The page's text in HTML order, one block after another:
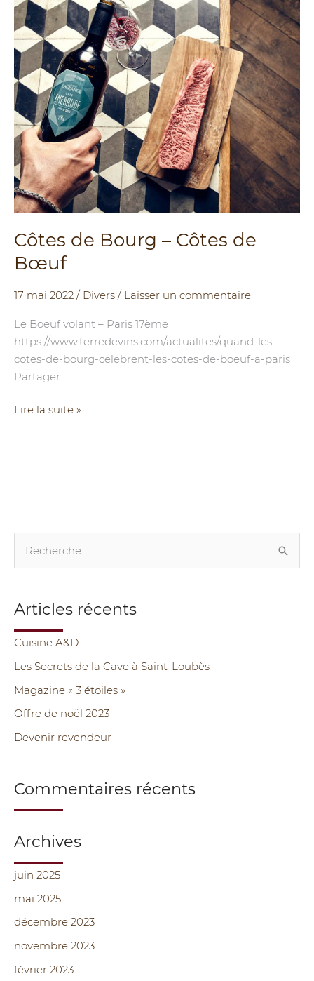
Côtes de Bourg – Côtes de
Bœuf
17 mai 2022 / Divers / Laisser un commentaire
Le Boeuf volant – Paris 17ème
https://www.terredevins.com/actualites/quand-les-
cotes-de-bourg-celebrent-les-cotes-de-boeuf-a-paris
Partager :
Bourg
–
Côtes
de
Bœuf
Lire la suite »
h
e
r
:
Articles récents
Cuisine A&D
Les Secrets de la Cave à Saint-Loubès
Magazine « 3 étoiles »
Offre de noël 2023
Devenir revendeur
Commentaires récents
Archives
juin 2025
mai 2025
décembre 2023
novembre 2023
février 2023